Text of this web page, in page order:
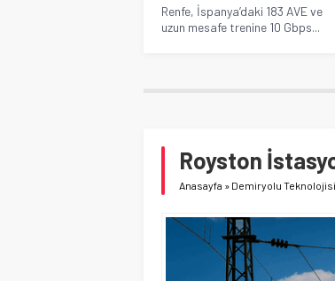
Renfe, İspanya’daki 183 AVE ve
uzun mesafe trenine 10 Gbps...
Royston
Anasayfa » Demiryolu Teknolojisi